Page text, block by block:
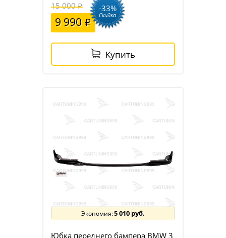
15 000
9 990
-33%
Скидка
Купить
5 010 руб.
Юбка переднего бампера BMW 3